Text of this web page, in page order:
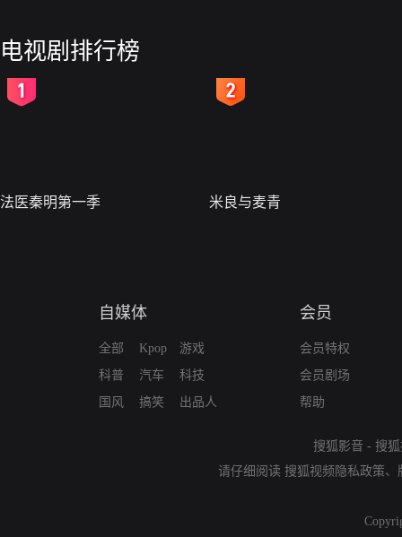
电视剧排行榜
法医秦明第一季 米良与麦青
自媒体
全部
科普
国风
Kpop
汽车
搞笑
游戏
科技
出品人
会员
会员特权
会员剧场
帮助
搜狐影音 - 搜
请仔细阅读 搜狐视频隐私政策、